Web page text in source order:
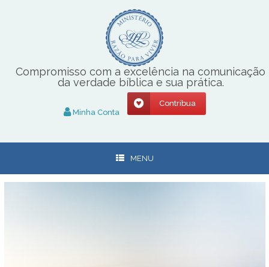
Compromisso com a excelência na comunicação
da verdade bíblica e sua prática.
Minha Conta
Contribua
MENU